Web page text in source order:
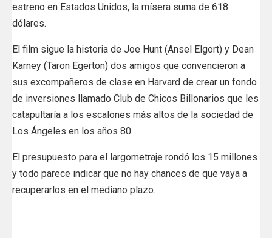
estreno en Estados Unidos, la mísera suma de 618
dólares.
El film sigue la historia de Joe Hunt (Ansel Elgort) y Dean
Karney (Taron Egerton) dos amigos que convencieron a
sus excompañeros de clase en Harvard de crear un fondo
de inversiones llamado Club de Chicos Billonarios que les
catapultaría a los escalones más altos de la sociedad de
Los Ángeles en los años 80.
El presupuesto para el largometraje rondó los 15 millones
y todo parece indicar que no hay chances de que vaya a
recuperarlos en el mediano plazo.